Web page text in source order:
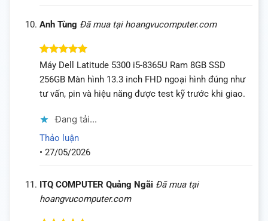
Anh Tùng Đã mua tại hoangvucomputer.com
Được xếp
hạng
sao
Máy Dell Latitude 5300 i5-8365U Ram 8GB SSD
256GB Màn hình 13.3 inch FHD ngoại hình đúng như
tư vấn, pin và hiệu năng được test kỹ trước khi giao.
Đang tải...
Thảo luận
• 27/05/2026
ITQ COMPUTER Quảng Ngãi Đã mua tại
hoangvucomputer.com